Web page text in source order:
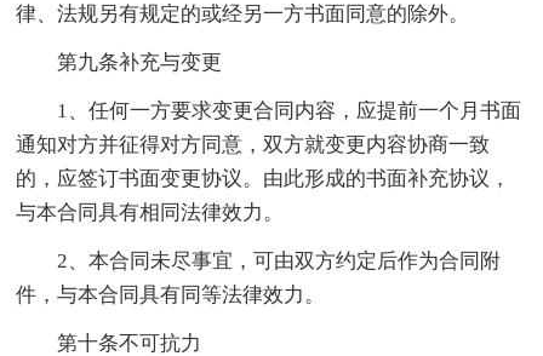
律、法规另有规定的或经另一方书面同意的除外。
第九条补充与变更
1、任何一方要求变更合同内容，应提前一个月书面
通知对方并征得对方同意，双方就变更内容协商一致
的，应签订书面变更协议。由此形成的书面补充协议，
与本合同具有相同法律效力。
2、本合同未尽事宜，可由双方约定后作为合同附
件，与本合同具有同等法律效力。
第十条不可抗力